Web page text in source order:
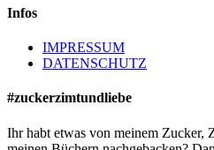
Infos
IMPRESSUM
DATENSCHUTZ
#zuckerzimtundliebe
Ihr habt etwas von meinem Zucker,